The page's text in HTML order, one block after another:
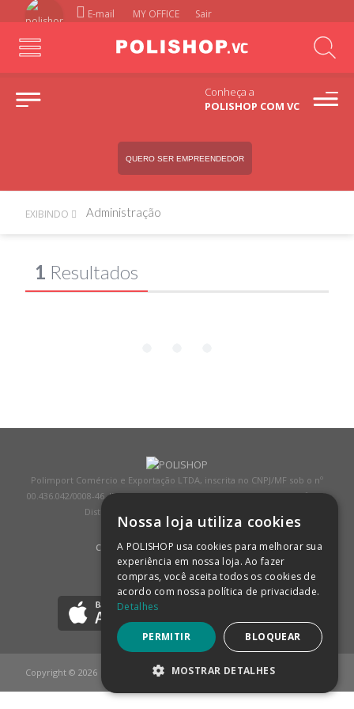
E-mail MY OFFICE Sair
Conheça a
POLISHOP COM VC
QUERO SER EMPREENDEDOR
EXIBINDO Administração
1 Resultados
Polimport Comércio e Exportação LTDA, inscrita no CNPJ/MF sob o nº
00.436.042/0008-46, IE 407.458.707.103, com sede na Rua Kanebo, nº 175,
Distrito Industrial, Jundiaí/SP, CEP: 13213-090
COMPRA 100% SEGURA (SAIBA MAIS)
BAIXE NOSSO APP
Copyright © 2026
Nossa loja utiliza cookies
A POLISHOP usa cookies para melhorar sua
experiência em nossa loja. Ao fazer
compras, você aceita todos os cookies de
acordo com nossa política de privacidade.
Detalhes
PERMITIR BLOQUEAR
MOSTRAR DETALHES
ESTRITAMENTE NECESSÁRIOS